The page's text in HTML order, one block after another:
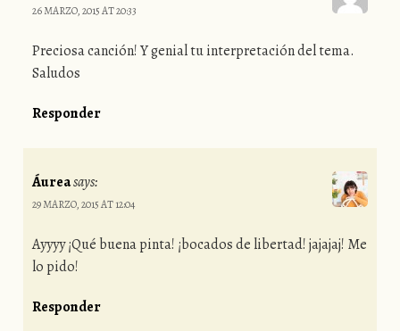
26 MARZO, 2015 AT 20:33
Preciosa canción! Y genial tu interpretación del tema.
Saludos
Responder
Áureasays:
29 MARZO, 2015 AT 12:04
Ayyyy ¡Qué buena pinta! ¡bocados de libertad! jajajaj! Me
lo pido!
Responder